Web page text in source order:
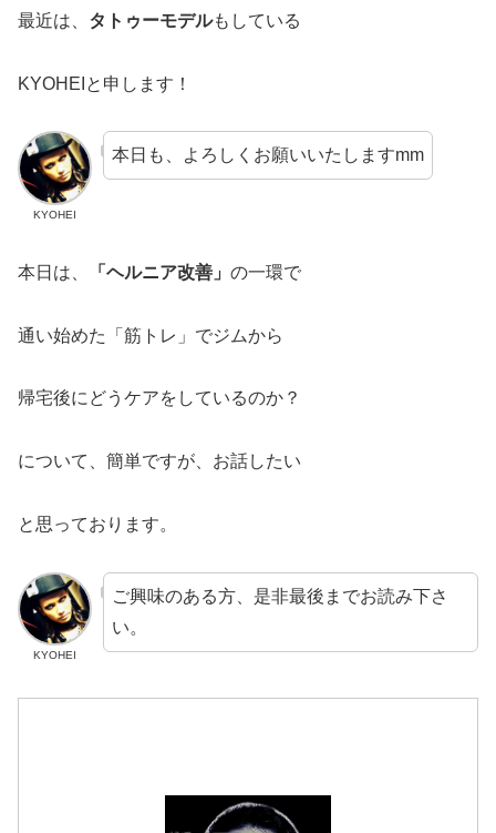
最近は、 タトゥーモデルもしている
KYOHEIと申します！
KYOHEI
本日も、よろしくお願いいたしますmm
本日は、 「ヘルニア改善」 の一環で
通い始めた「筋トレ」でジムから
帰宅後にどうケアをしているのか？
について、簡単ですが、お話したい
と思っております。
KYOHEI
ご興味のある方、是非最後までお読み下さ
い。